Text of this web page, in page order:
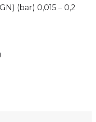
(bar) 0,015 – 0,2